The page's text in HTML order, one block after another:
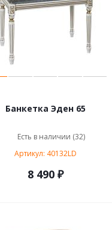
Банкетка Эден 65
Есть в наличии (32)
Артикул: 40132LD
8 490 ₽